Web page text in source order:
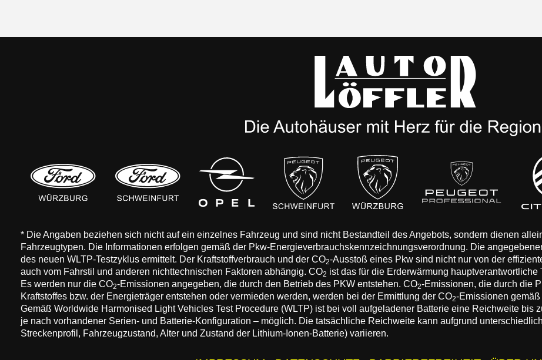
* Die Angaben beziehen sich nicht auf ein einzelnes Fahrzeug und sind nicht Bestandteil des Angebots, sondern dienen
Fahrzeugtypen. Die Informationen erfolgen gemäß der Pkw-Energieverbrauchskennzeichnungsverordnung. Die
des neuen WLTP-Testzyklus ermittelt. Der Kraftstoffverbrauch und der CO2-Ausstoß eines Pkw sind nicht nur von der
auch vom Fahrstil und anderen nichttechnischen Faktoren abhängig. CO2 ist das für die Erderwärmung hauptverantwortliche
Es werden nur die CO2-Emissionen angegeben, die durch den Betrieb des PKW entstehen. CO2-Emissionen, die durch die
Kraftstoffes bzw. der Energieträger entstehen oder vermieden werden, werden bei der Ermittlung der CO2-Emissionen
Gemäß Worldwide Harmonised Light Vehicles Test Procedure (WLTP) ist bei voll aufgeladener Batterie eine Reichweite bis
je nach vorhandener Serien- und Batterie-Konfiguration – möglich. Die tatsächliche Reichweite kann aufgrund
Streckenprofil, Fahrzeugzustand, Alter und Zustand der Lithium-Ionen-Batterie) variieren.